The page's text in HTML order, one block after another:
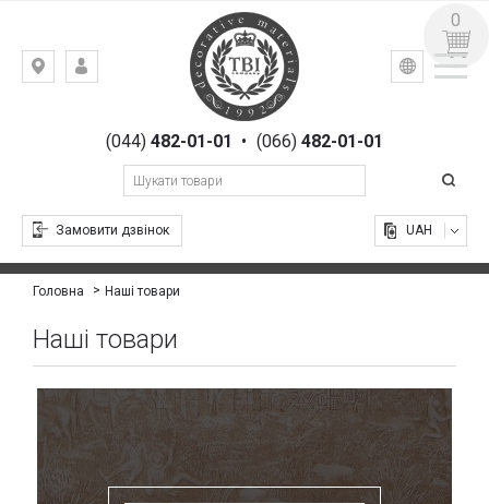
Київ,
Гоголівська,(044)482-01-01 • (066) 482-01-01
Замовити дзвінок
УКР РУС
UAH
0
Головна Наші товари
Наші товари